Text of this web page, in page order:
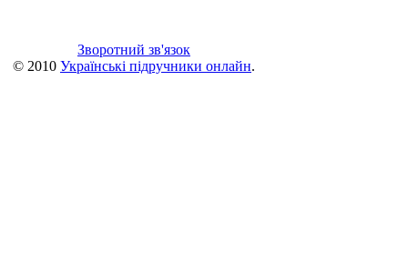
Зворотний зв'язок
© 2010 Українські підручники онлайн.